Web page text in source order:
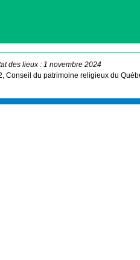
des lieux : 1 novembre 2024
Conseil du patrimoine religieux du